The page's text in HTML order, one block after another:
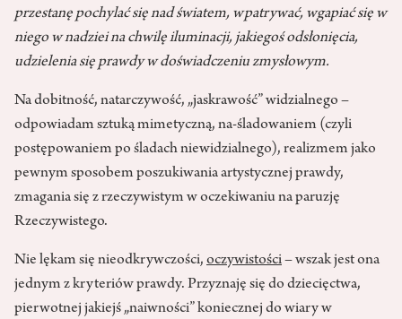
przestanę pochylać się nad światem, wpatrywać, wgapiać się w
niego w nadziei na chwilę iluminacji, jakiegoś odsłonięcia,
udzielenia się prawdy w doświadczeniu zmysłowym.
Na dobitność, natarczywość, „jaskrawość” widzialnego –
odpowiadam sztuką mimetyczną, na-śladowaniem (czyli
postępowaniem po śladach niewidzialnego), realizmem jako
pewnym sposobem poszukiwania artystycznej prawdy,
zmagania się z rzeczywistym w oczekiwaniu na paruzję
Rzeczywistego.
Nie lękam się nieodkrywczości, oczywistości– wszak jest ona
jednym z kryteriów prawdy. Przyznaję się do dziecięctwa,
pierwotnej jakiejś „naiwności” koniecznej do wiary w